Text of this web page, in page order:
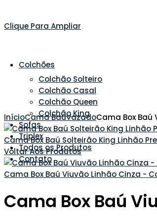
Colchões
Colchão Solteiro
Colchão Casal
Colchão Queen
Colchão King
Sofas
Triplex
Todos os Produtos
Contato
Clique Para Ampliar
InícioCama BaúVazadoCama Box Baú
Cama Box Baú Solteirão King Linhão
Voltar Aos Produtos
Cama Box Baú Viuvão Linhão Cinza -
Cama Box Baú